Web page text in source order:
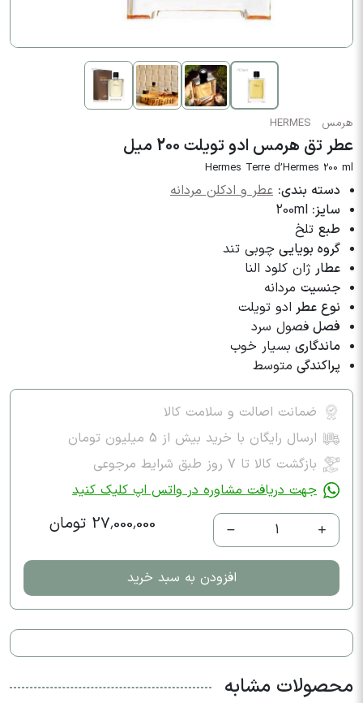
هرمس HERMES
عطر تق هرمس ادو تویلت 200 میل
Hermes Terre d’Hermes 200 ml
دسته بندی: عطر و ادکلن مردانه
سایز: 200ml
طبع تلخ
گروه بویایی چوبی تند
عطار ژان کلود النا
جنسیت مردانه
نوع عطر ادو تویلت
فصل فصول سرد
ماندگاری بسیار خوب
پراکندگی متوسط
ضمانت اصالت و سلامت کالا
ارسال رایگان با خرید بیش از 5 میلیون تومان
بازگشت کالا تا ۷ روز طبق شرایط مرجوعی
جهت دریافت مشاوره در واتس اپ کلیک کنید
1 27,000,000 تومان
افزودن به سبد خرید
محصولات مشابه